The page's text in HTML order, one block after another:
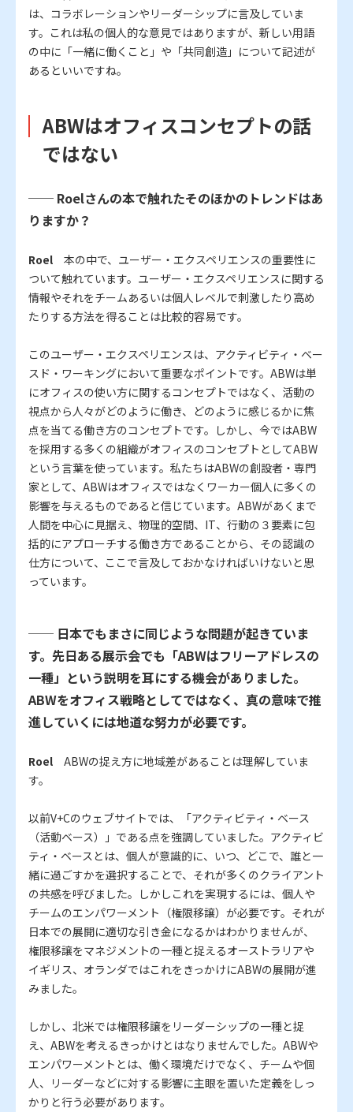
は、コラボレーションやリーダーシップに言及していま
す。これは私の個人的な意見ではありますが、新しい用語
の中に「一緒に働くこと」や「共同創造」について記述が
あるといいですね。
ABWはオフィスコンセプトの話
ではない
── Roelさんの本で触れたそのほかのトレンドはあ
りますか？
Roel 本の中で、ユーザー・エクスペリエンスの重要性に
ついて触れています。ユーザー・エクスペリエンスに関する
情報やそれをチームあるいは個人レベルで刺激したり高め
たりする方法を得ることは比較的容易です。
このユーザー・エクスペリエンスは、アクティビティ・ベー
スド・ワーキングにおいて重要なポイントです。ABWは単
にオフィスの使い方に関するコンセプトではなく、活動の
視点から人々がどのように働き、どのように感じるかに焦
点を当てる働き方のコンセプトです。しかし、今ではABW
を採用する多くの組織がオフィスのコンセプトとしてABW
という言葉を使っています。私たちはABWの創設者・専門
家として、ABWはオフィスではなくワーカー個人に多くの
影響を与えるものであると信じています。ABWがあくまで
人間を中心に見据え、物理的空間、IT、行動の３要素に包
括的にアプローチする働き方であることから、その認識の
仕方について、ここで言及しておかなければいけないと思
っています。
── 日本でもまさに同じような問題が起きていま
す。先日ある展示会でも「ABWはフリーアドレスの
一種」という説明を耳にする機会がありました。
ABWをオフィス戦略としてではなく、真の意味で推
進していくには地道な努力が必要です。
Roel ABWの捉え方に地域差があることは理解していま
す。
以前V+Cのウェブサイトでは、「アクティビティ・ベース
（活動ベース）」である点を強調していました。アクティビ
ティ・ベースとは、個人が意識的に、いつ、どこで、誰と一
緒に過ごすかを選択することで、それが多くのクライアント
の共感を呼びました。しかしこれを実現するには、個人や
チームのエンパワーメント（権限移譲）が必要です。それが
日本での展開に適切な引き金になるかはわかりませんが、
権限移譲をマネジメントの一種と捉えるオーストラリアや
イギリス、オランダではこれをきっかけにABWの展開が進
みました。
しかし、北米では権限移譲をリーダーシップの一種と捉
え、ABWを考えるきっかけとはなりませんでした。ABWや
エンパワーメントとは、働く環境だけでなく、チームや個
人、リーダーなどに対する影響に主眼を置いた定義をしっ
かりと行う必要があります。